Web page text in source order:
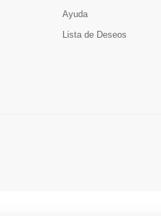
Ayuda
Lista de Deseos